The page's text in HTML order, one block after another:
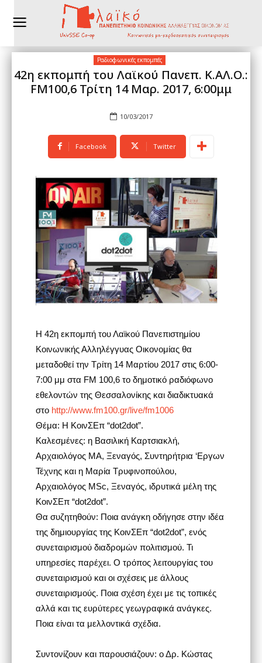
Ραδιοφωνικές εκπομπές
42η εκπομπή του Λαϊκού Πανεπ. Κ.ΑΛ.Ο.:
FM100,6 Τρίτη 14 Μαρ. 2017, 6:00μμ
10/03/2017
Facebook Twitter
Η 42η εκπομπή του Λαϊκού Πανεπιστημίου
Κοινωνικής Αλληλέγγυας Οικονομίας θα
μεταδοθεί την Τρίτη 14 Μαρτίου 2017 στις 6:00-
7:00 μμ στα FM 100,6 το δημοτικό ραδιόφωνο
εθελοντών της Θεσσαλονίκης και διαδικτυακά
στο http://www.fm100.gr/live/fm1006
Θέμα: Η ΚοινΣΕπ “dot2dot”.
Καλεσμένες: η Βασιλική Καρτσιακλή,
Αρχαιολόγος ΜΑ, Ξεναγός, Συντηρήτρια ‘Εργων
Τέχνης και η Μαρία Τρυφινοπούλου,
Αρχαιολόγος MSc, Ξεναγός, ιδρυτικά μέλη της
ΚοινΣΕπ “dot2dot”.
Θα συζητηθούν: Ποια ανάγκη οδήγησε στην ιδέα
της δημιουργίας της ΚοινΣΕπ “dot2dot”, ενός
συνεταιρισμού διαδρομών πολιτισμού. Τι
υπηρεσίες παρέχει. Ο τρόπος λειτουργίας του
συνεταιρισμού και οι σχέσεις με άλλους
συνεταιρισμούς. Ποια σχέση έχει με τις τοπικές
αλλά και τις ευρύτερες γεωγραφικά ανάγκες.
Ποια είναι τα μελλοντικά σχέδια.
Συντονίζουν και παρουσιάζουν: ο Δρ. Κώστας